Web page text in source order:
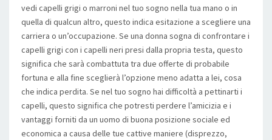
vedi capelli grigi o marroni nel tuo sogno nella tua mano o in
quella di qualcun altro, questo indica esitazione a scegliere una
carriera o un’occupazione. Se una donna sogna di confrontare i
capelli grigi con i capelli neri presi dalla propria testa, questo
significa che sarà combattuta tra due offerte di probabile
fortuna e alla fine sceglierà l’opzione meno adatta a lei, cosa
che indica perdita. Se nel tuo sogno hai difficoltà a pettinarti i
capelli, questo significa che potresti perdere l’amicizia e i
vantaggi forniti da un uomo di buona posizione sociale ed
economica a causa delle tue cattive maniere (disprezzo,